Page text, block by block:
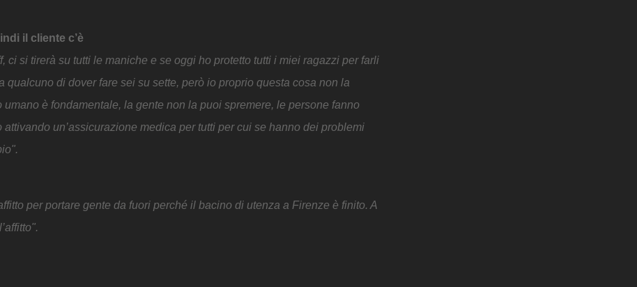
il cliente c’è
ci si tirerà su tutti le maniche e se oggi ho protetto tutti i miei ragazzi per farli
di dover fare sei su sette, però io proprio questa cosa non la
è fondamentale, la gente non la puoi spremere, le persone fanno
un’assicurazione medica per tutti per cui se hanno dei problemi
per portare gente da fuori perché il bacino di utenza a Firenze è finito. A